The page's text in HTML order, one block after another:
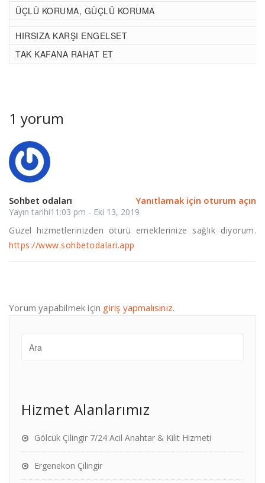
ÜÇLÜ KORUMA, GÜÇLÜ KORUMA
HIRSIZA KARŞI ENGELSET
TAK KAFANA RAHAT ET
1 yorum
Yanıtlamak için oturum açın
Sohbet odaları
Yayın tarihi11:03 pm - Eki 13, 2019
Güzel hizmetlerinizden ötürü emeklerinize sağlık diyorum.
https://www.sohbetodalari.app
Yorum yapabilmek için giriş yapmalısınız.
Hizmet Alanlarımız
Gölcük Çilingir 7/24 Acil Anahtar & Kilit Hizmeti
Ergenekon Çilingir